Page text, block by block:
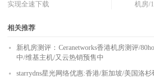
实现全速下载
机房/
相关推荐
新机房测评：Ceranetworks香港机房测评/
中/维基主机/又云热销预售中
starrydns星光网络优惠:香港/新加坡/美国洛杉